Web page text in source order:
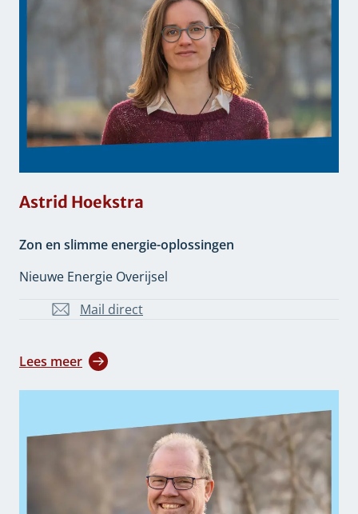
Astrid Hoekstra
Zon en slimme energie-oplossingen
Nieuwe Energie Overijsel
Mail direct
A.Hoekstra@overijssel.nl
Lees meer